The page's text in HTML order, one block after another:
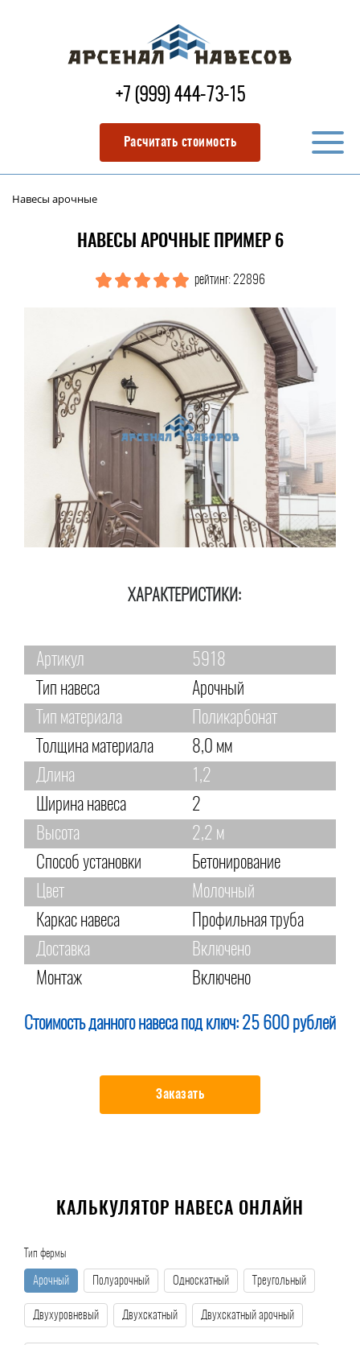
+7 (999) 444-73-15
Расчитать стоимость
Навесы арочные
НАВЕСЫ АРОЧНЫЕ ПРИМЕР 6
рейтинг: 22896
ХАРАКТЕРИСТИКИ:
Артикул
5918
Тип навеса
Арочный
Тип материала
Поликарбонат
Толщина материала
8,0 мм
Длина
1,2
Ширина навеса
2
Высота
2,2 м
Способ установки
Бетонирование
Цвет
Молочный
Каркас навеса
Профильная труба
Доставка
Включено
Монтаж
Включено
Стоимость данного навеса под ключ: 25 600 рублей
Заказать
КАЛЬКУЛЯТОР НАВЕСА ОНЛАЙН
Тип фермы
Арочный Полуарочный Односкатный Треугольный
Двухуровневый Двухскатный Двухскатный арочный